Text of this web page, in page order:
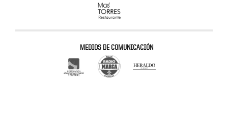
MEDIOS DE COMUNICACIÓN